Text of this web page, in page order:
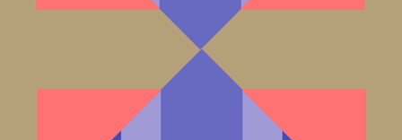
de Kotroute 2024